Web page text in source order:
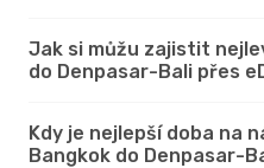
Jak si můžu zajistit
do Denpasar-Bali přes
Kdy je nejlepší doba na
Bangkok do Denpasar-